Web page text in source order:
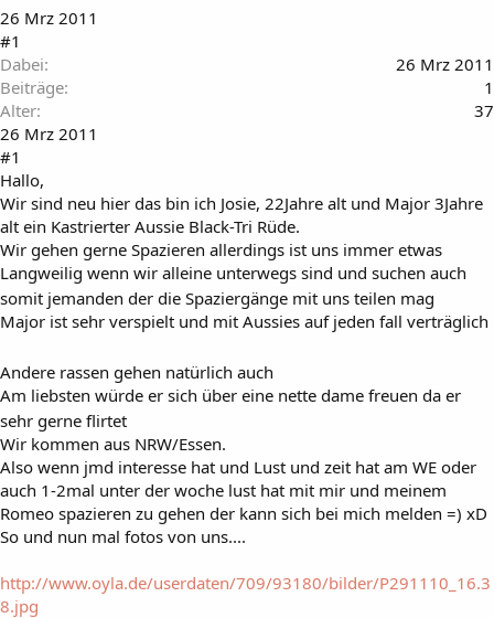
t
26 Mrz 2011
#1
Dabei
26 Mrz 2011
Beiträge
1
Alter
37
26 Mrz 2011
#1
Hallo,
Wir sind neu hier das bin ich Josie, 22Jahre alt und Major 3Jahre
alt ein Kastrierter Aussie Black-Tri Rüde.
Wir gehen gerne Spazieren allerdings ist uns immer etwas
Langweilig wenn wir alleine unterwegs sind und suchen auch
somit jemanden der die Spaziergänge mit uns teilen mag
Major ist sehr verspielt und mit Aussies auf jeden fall verträglich
Andere rassen gehen natürlich auch
Am liebsten würde er sich über eine nette dame freuen da er
sehr gerne flirtet
Wir kommen aus NRW/Essen.
Also wenn jmd interesse hat und Lust und zeit hat am WE oder
auch 1-2mal unter der woche lust hat mit mir und meinem
Romeo spazieren zu gehen der kann sich bei mich melden =) xD
So und nun mal fotos von uns....
http://www.oyla.de/userdaten/709/93180/bilder/P291110_16.3
8.jpg